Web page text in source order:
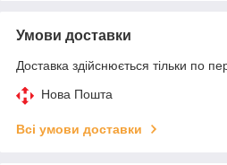
Умови доставки
Доставка здійснюється тільки по
Нова Пошта
Всі умови доставки